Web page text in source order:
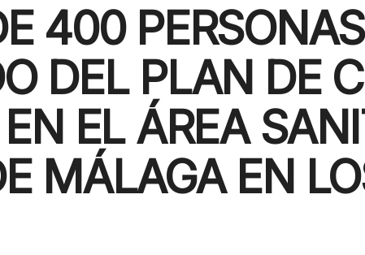
400
DEL PLAN DE
EL ÁREA
MÁLAGA EN